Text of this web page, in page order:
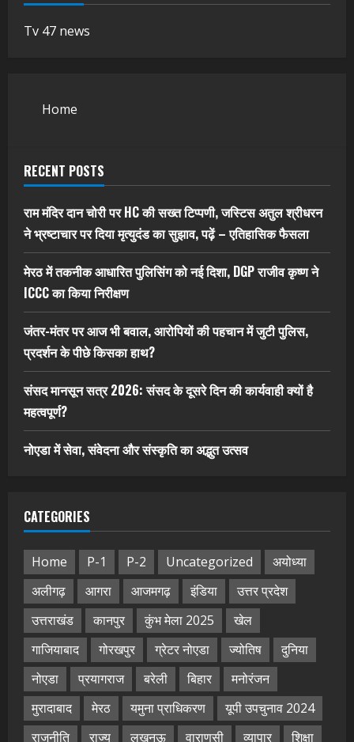
Tv 47 news
Home
RECENT POSTS
राम मंदिर दान चोरी पर HC की सख्त टिप्पणी, जस्टिस अतुल श्रीधरन
ने भ्रष्टाचार पर द‍िया मृत्युदंड का सुझाव, पढ़ें – एत‍िहास‍िक फैसला
मेरठ में तकनीक आधारित पुलिसिंग को नई दिशा, DGP राजीव कृष्ण ने
ICCC का किया निरीक्षण
जंतर-मंतर पर आज भी बवाल, आरोपियों की पहचान में जुटी पुलिस,
प्रदर्शन के पीछे किसका हाथ?
संसद मानसून सत्र 2026: संसद के दूसरे दिन की कार्यवाही क्यों है
महत्वपूर्ण?
नोएडा में सेवा, संवेदना और संस्कृति का अद्भुत उत्सव
CATEGORIES
Home P-1 P-2 Uncategorized
अयोध्या
अलीगढ़
आगरा आजमगढ़ इंडिया
उत्तर प्रदेश
उत्तराखंड
कानपुर कुंभ मेला 2025
खेल
गाजियाबाद
गोरखपुर ग्रेटर नोएडा ज्योतिष
दुनिया
नोएडा
प्रयागराज बरेली बिहार
मनोरंजन
मुरादाबाद
मेरठ यमुना प्राधिकरण
यूपी उपचुनाव 2024
राजनीति
राज्य लखनऊ वाराणसी व्यापार शिक्षा